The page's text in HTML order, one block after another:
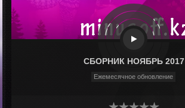
СБОРНИК НОЯБРЬ 2017
Ежемесячное обновление